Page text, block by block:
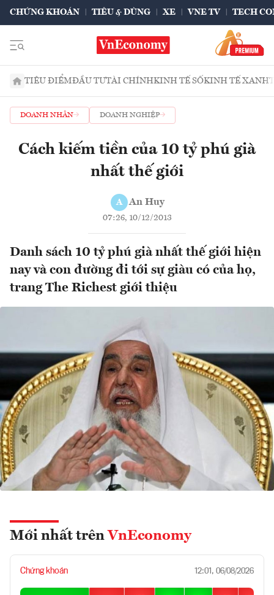
CHỨNG KHOÁN TIÊU & DÙNG XE VNE TV TECH
TIÊU ĐIỂMĐẦU TƯTÀI CHÍNHKINH TẾ SỐKINH TẾ XANH
DOANH NHÂN DOANH NGHIỆP
Cách kiếm tiền của 10 tỷ phú già
nhất thế giới
A An Huy
07:26, 10/12/2013
Danh sách 10 tỷ phú già nhất thế giới hiện
nay và con đường đi tới sự giàu có của họ,
trang The Richest giới thiệu
Mới nhất trên VnEconomy
Chứng khoán 12:01, 06/08/2026